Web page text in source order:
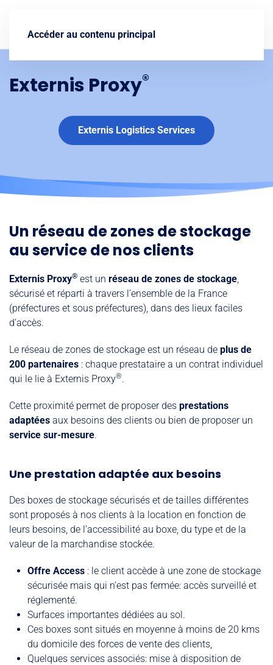
Accéder au contenu principal
Externis Proxy®
Externis Logistics Services
Un réseau de zones de stockage
au service de nos clients
Externis Proxy® est un réseau de zones de stockage,
sécurisé et réparti à travers l’ensemble de la France
(préfectures et sous préfectures), dans des lieux faciles
d’accès.
Le réseau de zones de stockage est un réseau de plus de
200 partenaires : chaque prestataire a un contrat individuel
qui le lie à Externis Proxy®.
Cette proximité permet de proposer des prestations
adaptées aux besoins des clients ou bien de proposer un
service sur-mesure.
Une prestation adaptée aux besoins
Des boxes de stockage sécurisés et de tailles différentes
sont proposés à nos clients à la location en fonction de
leurs besoins, de l’accessibilité au boxe, du type et de la
valeur de la marchandise stockée.
Offre Access : le client accède à une zone de stockage
sécurisée mais qui n’est pas fermée: accès surveillé et
réglementé.
Surfaces importantes dédiées au sol.
Ces boxes sont situés en moyenne à moins de 20 kms
du domicile des forces de vente des clients,
Quelques services associés: mise à disposition de